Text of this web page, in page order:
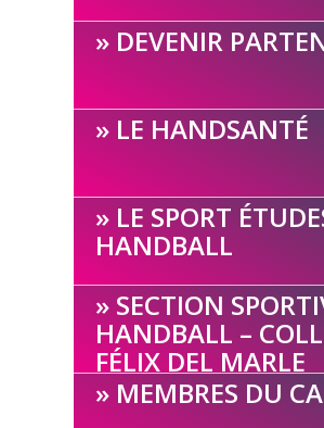
DEVENIR
LE HANDSANTÉ
LE SPORT
HANDBALL
SECTION
HANDBALL –
FÉLIX DEL MARLE
MEMBRES DU CA